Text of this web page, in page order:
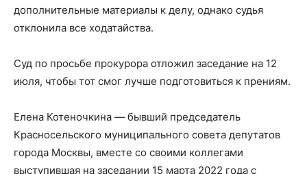
дополнительные материалы к делу, однако судья
отклонила все ходатайства.
Суд по просьбе прокурора отложил заседание на 12
июля, чтобы тот смог лучше подготовиться к прениям.
Елена Котеночкина — бывший председатель
Красносельского муниципального совета депутатов
города Москвы, вместе со своими коллегами
выступившая на заседании 15 марта 2022 года с